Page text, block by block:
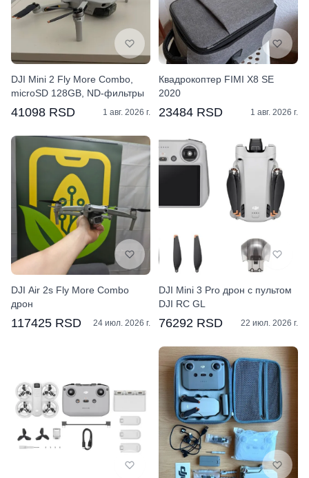
DJI Mini 2 Fly More Combo,
microSD 128GB, ND-фильтры
41098 RSD 1 авг. 2026 г.
Квадрокоптер FIMI X8 SE
2020
23484 RSD 1 авг. 2026 г.
DJI Air 2s Fly More Combo
дрон
117425 RSD 24 июл. 2026 г.
DJI Mini 3 Pro дрон с пультом
DJI RC GL
76292 RSD 22 июл. 2026 г.